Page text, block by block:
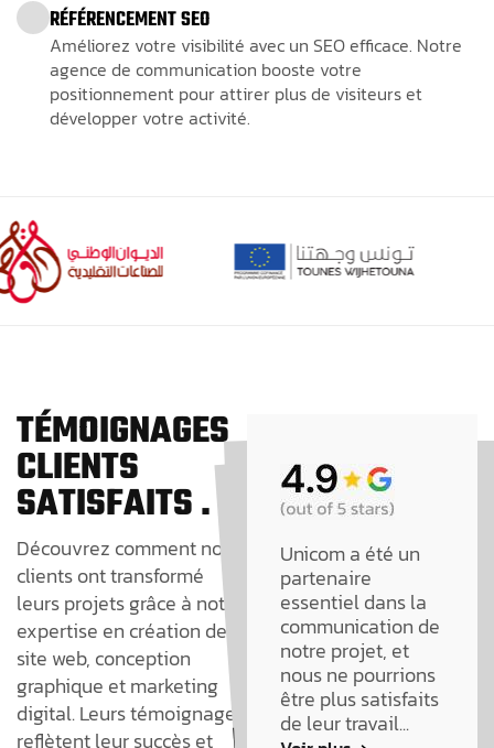
RÉFÉRENCEMENT SEO
Améliorez votre visibilité avec un SEO efficace. Notre
agence de communication booste votre
positionnement pour attirer plus de visiteurs et
développer votre activité.
TÉMOIGNAGES
CLIENTS
SATISFAITS .
Découvrez comment nos
clients ont transformé
leurs projets grâce à notre
expertise en création de
site web, conception
graphique et marketing
digital. Leurs témoignages
reflètent leur succès et
professionnel"
Voir plus
Nous sommes très
satisfaits de notre
collaboration et de
voir que les
résultats
souhaités sont au
rendez vous....
Voir plus
Unicom a été un
partenaire
essentiel dans la
communication de
notre projet, et
nous ne pourrions
être plus satisfaits
de leur travail...
Unicom Digital
Agency a
développé pour
notre groupe
plusieurs sites
internet, des
Landing Page et
s’occupe de toute
Vraiment équipe
très professionnel
je suis très
satisfaite.....
Voir plus
"Très
professionnel"
Voir plus
Nous sommes très
satisfaits de notre
collaboration et de
voir que les
résultats
souhaités sont au
rendez vous....
Voir plus